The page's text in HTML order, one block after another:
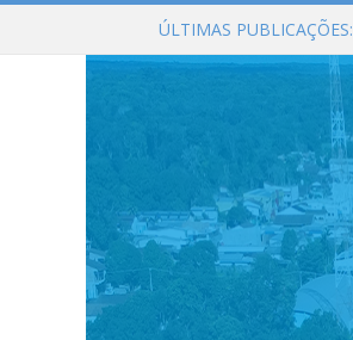
ÚLTIMAS PUBLICAÇÕES: